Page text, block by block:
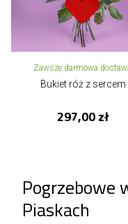
Zawsze darmowa
Bukiet róż z sercem
297,00 zł
Pogrzebowe
Piaskach